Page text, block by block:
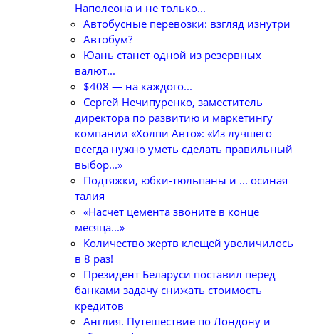
Наполеона и не только...
Автобусные перевозки: взгляд изнутри
Автобум?
Юань станет одной из резервных
валют...
$408 — на каждого...
Сергей Нечипуренко, заместитель
директора по развитию и маркетингу
компании «Холпи Авто»: «Из лучшего
всегда нужно уметь сделать правильный
выбор...»
Подтяжки, юбки-тюльпаны и ... осиная
талия
«Насчет цемента звоните в конце
месяца...»
Количество жертв клещей увеличилось
в 8 раз!
Президент Беларуси поставил перед
банками задачу снижать стоимость
кредитов
Англия. Путешествие по Лондону и